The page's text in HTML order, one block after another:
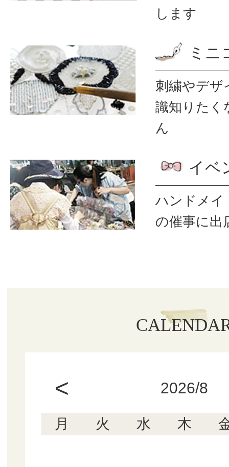
します
ミニ
刺繍やデザ
識知りたく
ん
イベ
ハンドメイ
の催事に出
< 2026/8
月 火 水 木